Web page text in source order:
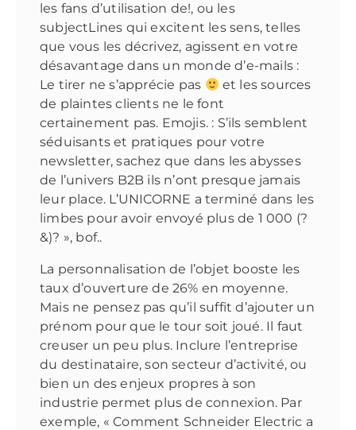
les fans d’utilisation de!, ou les
subjectLines qui excitent les sens, telles
que vous les décrivez, agissent en votre
désavantage dans un monde d’e-mails :
Le tirer ne s’apprécie pas
et les sources
de plaintes clients ne le font
certainement pas. Emojis. : S’ils semblent
séduisants et pratiques pour votre
newsletter, sachez que dans les abysses
de l’univers B2B ils n’ont presque jamais
leur place. L’UNICORNE a terminé dans les
limbes pour avoir envoyé plus de 1 000 (?
&)? », bof..
La personnalisation de l’objet booste les
taux d’ouverture de 26% en moyenne.
Mais ne pensez pas qu’il suffit d’ajouter un
prénom pour que le tour soit joué. Il faut
creuser un peu plus. Inclure l’entreprise
du destinataire, son secteur d’activité, ou
bien un des enjeux propres à son
industrie permet plus de connexion. Par
exemple, « Comment Schneider Electric a